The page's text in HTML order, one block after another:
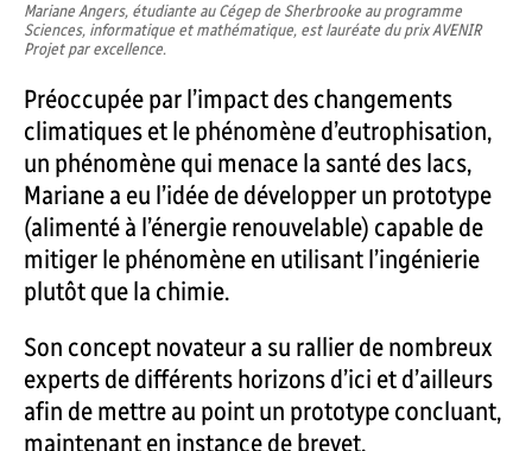
Mariane Angers, étudiante au Cégep de Sherbrooke au programme
Sciences, informatique et mathématique, est lauréate du prix AVENIR
Projet par excellence.
Préoccupée par l’impact des changements
climatiques et le phénomène d’eutrophisation,
un phénomène qui menace la santé des lacs,
Mariane a eu l’idée de développer un prototype
(alimenté à l’énergie renouvelable) capable de
mitiger le phénomène en utilisant l’ingénierie
plutôt que la chimie.
Son concept novateur a su rallier de nombreux
experts de différents horizons d’ici et d’ailleurs
afin de mettre au point un prototype concluant,
maintenant en instance de brevet.